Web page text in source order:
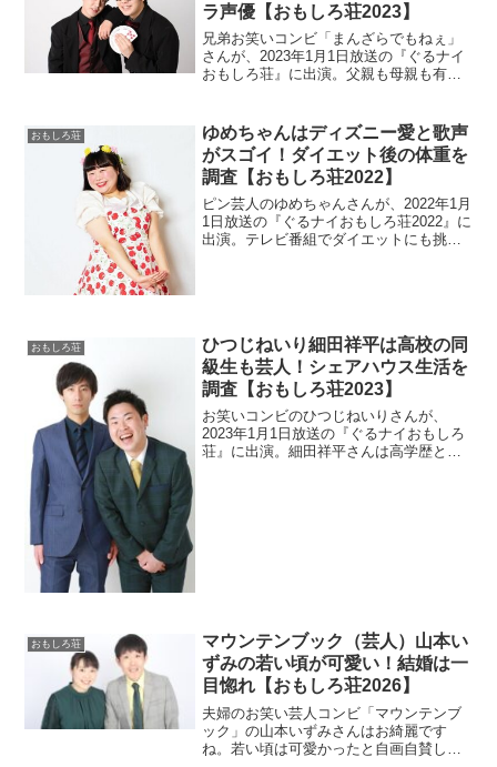
ラ声優【おもしろ荘2023】
兄弟お笑いコンビ「まんざらでもねぇ」
さんが、2023年1月1日放送の『ぐるナイ
おもしろ荘』に出演。父親も母親も有名
おもしろ荘
ゆめちゃんはディズニー愛と歌声
がスゴイ！ダイエット後の体重を
調査【おもしろ荘2022】
ピン芸人のゆめちゃんさんが、2022年1月
1日放送の『ぐるナイおもしろ荘2022』に
出演。テレビ番組でダイエットにも挑戦
おもしろ荘
ひつじねいり細田祥平は高校の同
級生も芸人！シェアハウス生活を
調査【おもしろ荘2023】
お笑いコンビのひつじねいりさんが、
2023年1月1日放送の『ぐるナイおもしろ
荘』に出演。細田祥平さんは高学歴とい
おもしろ荘
マウンテンブック（芸人）山本い
ずみの若い頃が可愛い！結婚は一
目惚れ【おもしろ荘2026】
夫婦のお笑い芸人コンビ「マウンテンブ
ック」の山本いずみさんはお綺麗です
ね。若い頃は可愛かったと自画自賛して